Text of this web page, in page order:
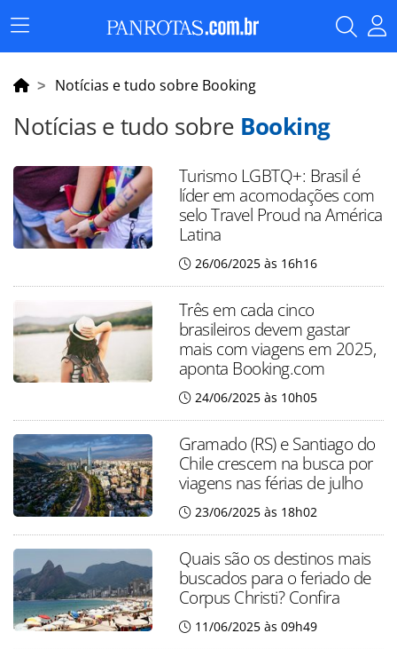
Menu
Principal
Notícias e tudo sobre Booking
Notícias e tudo sobre Booking
Turismo LGBTQ+: Brasil é
líder em acomodações com
selo Travel Proud na América
Latina
26/06/2025 às 16h16
Três em cada cinco
brasileiros devem gastar
mais com viagens em 2025,
aponta Booking.com
24/06/2025 às 10h05
Gramado (RS) e Santiago do
Chile crescem na busca por
viagens nas férias de julho
23/06/2025 às 18h02
Quais são os destinos mais
buscados para o feriado de
Corpus Christi? Confira
11/06/2025 às 09h49